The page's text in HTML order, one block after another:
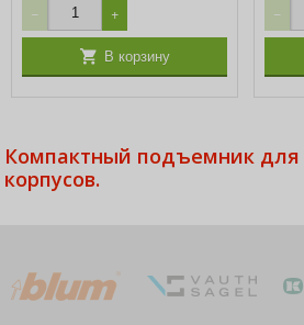
− +
В корзину
−
Компактный подъемник
корпусов.